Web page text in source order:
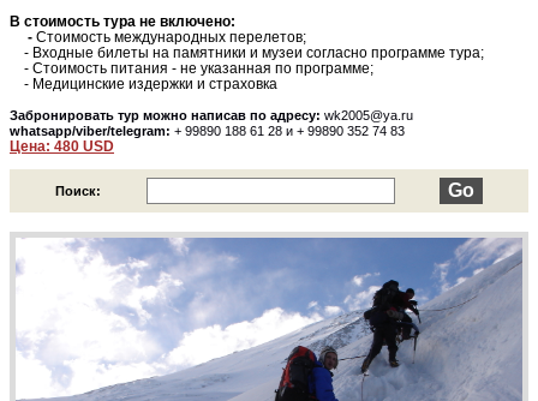
В стоимость тура не включено:
- Стоимость международных перелетов;
- Входные билеты на памятники и музеи согласно программе тура;
- Стоимость питания - не указанная по программе;
- Медицинские издержки и страховка
Забронировать тур можно написав по адресу: wk2005@ya.ru
whatsapp/viber/telegram: + 99890 188 61 28 и + 99890 352 74 83
Цена: 480 USD
Поиск: